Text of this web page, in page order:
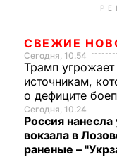
СВЕЖИЕ
Сегодня, 10.54
Трамп
источникам,
о дефиците
Сегодня, 10.24
Россия нанесла
вокзала в
раненые –